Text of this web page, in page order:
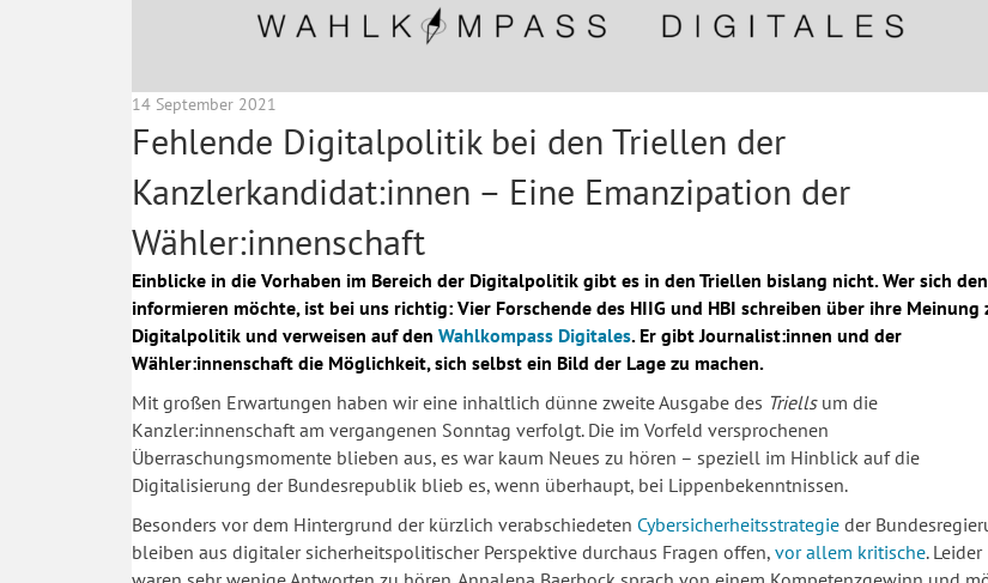
14 September 2021
Fehlende Digitalpolitik bei den Triellen der
Kanzlerkandidat:innen – Eine Emanzipation der
Wähler:innenschaft
Einblicke in die Vorhaben im Bereich der Digitalpolitik gibt es in den Triellen bislang nicht. Wer sich
informieren möchte, ist bei uns richtig: Vier Forschende des HIIG und HBI schreiben über ihre Meinung
Digitalpolitik und verweisen auf den Wahlkompass Digitales. Er gibt Journalist:innen und der
Wähler:innenschaft die Möglichkeit, sich selbst ein Bild der Lage zu machen.
Mit großen Erwartungen haben wir eine inhaltlich dünne zweite Ausgabe des Triellsum die
Kanzler:innenschaft am vergangenen Sonntag verfolgt. Die im Vorfeld versprochenen
Überraschungsmomente blieben aus, es war kaum Neues zu hören – speziell im Hinblick auf die
Digitalisierung der Bundesrepublik blieb es, wenn überhaupt, bei Lippenbekenntnissen.
Besonders vor dem Hintergrund der kürzlich verabschiedeten Cybersicherheitsstrategie der
bleiben aus digitaler sicherheitspolitischer Perspektive durchaus Fragen offen, vor allem kritische. Leider